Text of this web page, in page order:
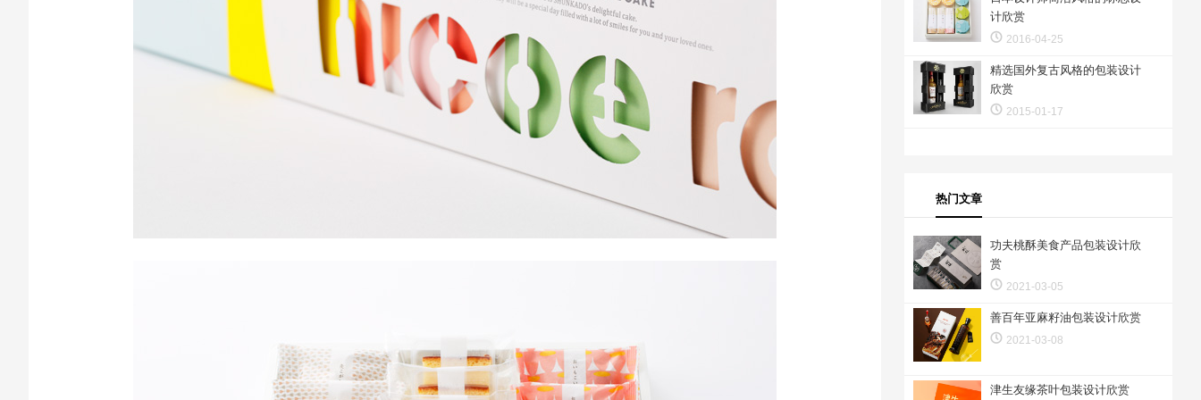
计欣赏
2016-04-25
精选国外复古风格的包装设计
欣赏
2015-01-17
热门文章
功夫桃酥美食产品包装设计欣
赏
2021-03-05
善百年亚麻籽油包装设计欣赏
2021-03-08
津生友缘茶叶包装设计欣赏